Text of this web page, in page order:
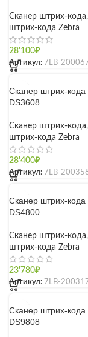
Сканер штрих-кода,
штрих-кода Zebra
28'100₽
Артикул: 7LB-
Сканер штрих-кода
DS3608
Сканер штрих-кода,
штрих-кода Zebra
28'400₽
Артикул: 7LB-
Сканер штрих-кода
DS4800
Сканер штрих-кода,
штрих-кода Zebra
23'780₽
Артикул: 7LB-
Сканер штрих-кода
DS9808